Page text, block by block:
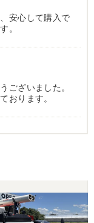
安心して購入で
。
ございました。
おります。
らの、スピード
大型倉庫に整然
良いトラクター
みになります。